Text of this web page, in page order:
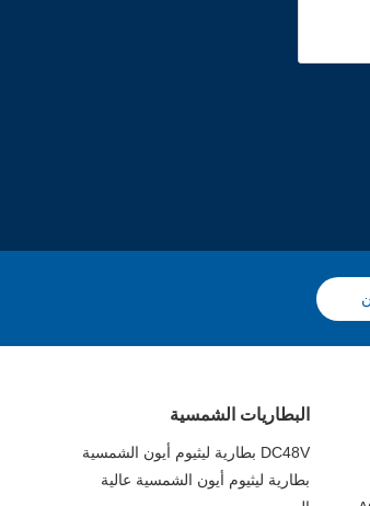
البطاريات الشمسية
DC48V بطارية ليثيوم أيون الشمسية
بطارية ليثيوم أيون الشمسية عالية